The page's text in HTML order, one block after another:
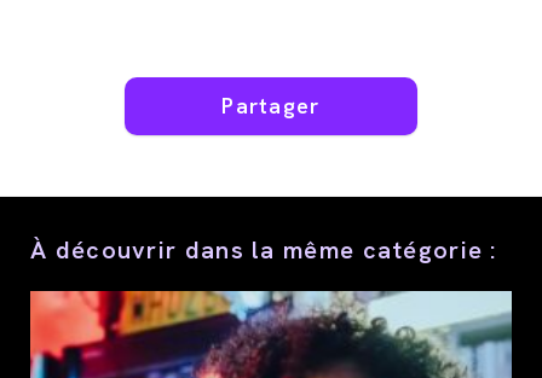
Partager
Partager
À découvrir dans la même catégorie :